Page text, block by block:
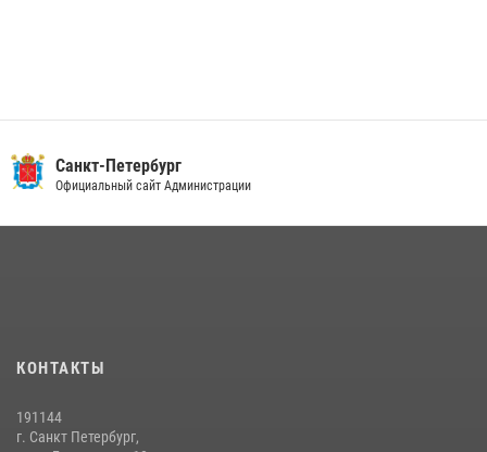
Санкт-Петербург
Официальный сайт Администрации
КОНТАКТЫ
191144
г. Санкт Петербург,